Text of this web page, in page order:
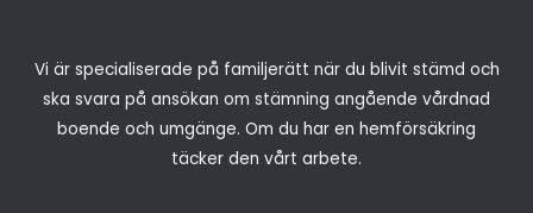
Vi är specialiserade på familjerätt när du blivit stämd och
ska svara på ansökan om stämning angående vårdnad
boende och umgänge. Om du har en hemförsäkring
täcker den vårt arbete.